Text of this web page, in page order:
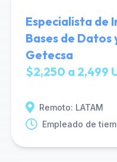
Especialista de
Bases de Datos
Getecsa
$2,250 a 2,499
Remoto: LATAM
Empleado de